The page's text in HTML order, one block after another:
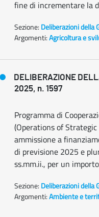
fine di incrementare la
Sezione: Deliberazioni della
Argomenti:Agricoltura e
DELIBERAZIONE
2025, n. 1597
Programma di
(Operations of Strategic
ammissione a
di previsione 2025 e
ss.mm.ii., per un
Sezione: Deliberazioni della
Argomenti:Ambiente e